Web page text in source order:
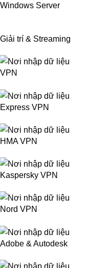
Windows Server
Giải trí & Streaming
VPN
Express VPN
HMA VPN
Kaspersky VPN
Nord VPN
Adobe & Autodesk